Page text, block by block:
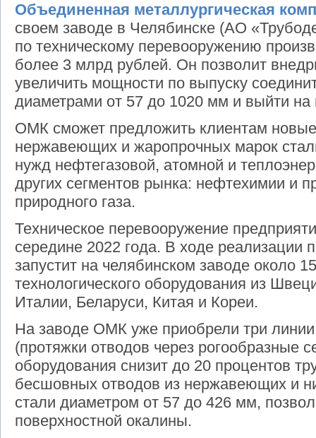
Объединенная металлургическая
своем заводе в Челябинске (АО
по техническому перевооружению
более 3 млрд рублей. Он позволит
увеличить мощности по выпуску
диаметрами от 57 до 1020 мм и выйти
ОМК сможет предложить клиентам
нержавеющих и жаропрочных марок
нужд нефтегазовой, атомной и
других сегментов рынка: нефтехимии и
природного газа.
Техническое перевооружение
середине 2022 года. В ходе реализации
запустит на челябинском заводе около
технологического оборудования из
Италии, Беларуси, Китая и Кореи.
На заводе ОМК уже приобрели три
(протяжки отводов через рогообразные
оборудования снизит до 20 процентов
бесшовных отводов из нержавеющих и
стали диаметром от 57 до 426 мм,
поверхностной окалины.